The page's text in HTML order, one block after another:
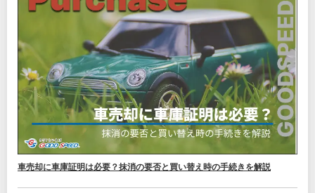
車売却に車庫証明は必要？抹消の要否と買い替え時の手続きを解説